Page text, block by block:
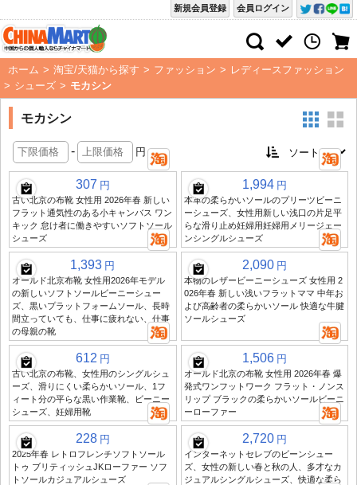
会員ログイン
新規会員登録
ホーム > 淘宝/天猫から探す > ファッション > レディースファッション
> シューズ > モカシン
モカシン
- 円
307 円
古い北京の布靴 女性用 2026年春 新しい
フラット通気性のある小キャンバス ワン
キック 怠け者に働きやすいソフトソール
シューズ
1,994 円
本革の柔らかいソールのプリーツビーニ
ーシューズ、女性用新しい浅口の片足平
らな滑り止め妊婦用妊婦用メリージェー
ンシングルシューズ
1,393 円
オールド北京布靴 女性用2026年モデル
の新しいソフトソールビーニーシュー
ズ、黒いプラットフォームソール、長時
間立っていても、仕事に疲れない、仕事
の母親の靴
2,090 円
本物のレザービーニーシューズ 女性用 2
026年春 新しい浅いフラットママ 中年お
よび高齢者の柔らかいソール 快適な牛腱
ソールシューズ
612 円
古い北京の布靴、女性用のシングルシュ
ーズ、滑りにくい柔らかいソール、1フ
ィート分の平らな黒い作業靴、ビーニー
シューズ、妊婦用靴
1,506 円
オールド北京の布靴 女性用 2026年春 爆
発式ワンフットワーク フラット・ノンス
リップ ブラックの柔らかいソールビーニ
ーローファー
228 円
2025年春 レトロフレンチソフトソール
トゥ ブリティッシュJKローファー ソフ
トソールカジュアルシューズ
2,720 円
インターネットセレブのビーンシュー
ズ、女性の新しい春と秋の人、多才なカ
ジュアルシングルシューズ、快適な柔ら